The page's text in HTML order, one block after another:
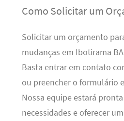
Como Solicitar um
Solicitar um orçamento
mudanças em Ibotirama
Basta entrar em contato
ou preencher o formulário
Nossa equipe estará
necessidades e oferecer